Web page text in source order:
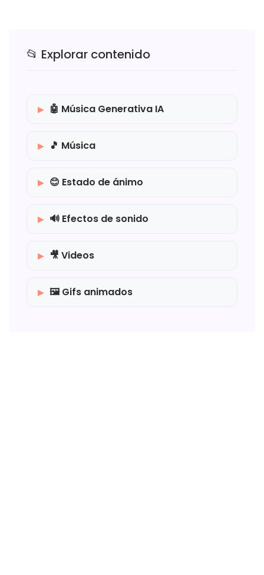
📂 Explorar contenido
🤖 Música Generativa IA
🎵 Música
😊 Estado de ánimo
🔊 Efectos de sonido
🎥 Videos
🖼️ Gifs animados